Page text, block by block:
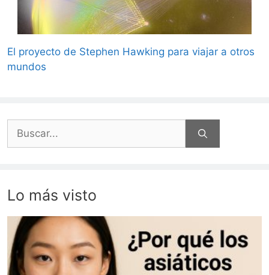
El proyecto de Stephen Hawking para viajar a otros
mundos
Buscar:
Lo más visto